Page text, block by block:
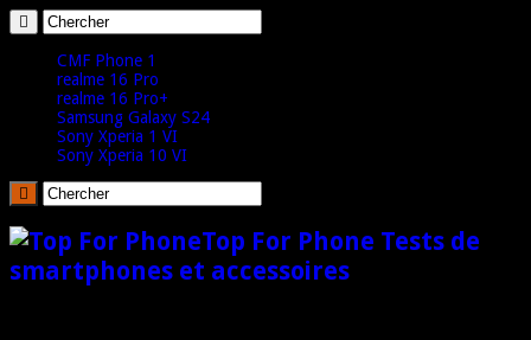
CMF Phone 1
realme 16 Pro
realme 16 Pro+
Samsung Galaxy S24
Sony Xperia 1 VI
Sony Xperia 10 VI
Top For Phone Tests de
smartphones et accessoires